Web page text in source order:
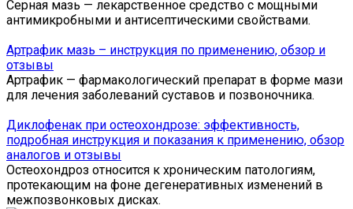
Серная мазь — лекарственное средство с мощными
антимикробными и антисептическими свойствами.
Артрафик мазь – инструкция по применению, обзор и
отзывы
Артрафик — фармакологический препарат в форме мази
для лечения заболеваний суставов и позвоночника.
Диклофенак при остеохондрозе: эффективность,
подробная инструкция и показания к применению, обзор
аналогов и отзывы
Остеохондроз относится к хроническим патологиям,
протекающим на фоне дегенеративных изменений в
межпозвонковых дисках.